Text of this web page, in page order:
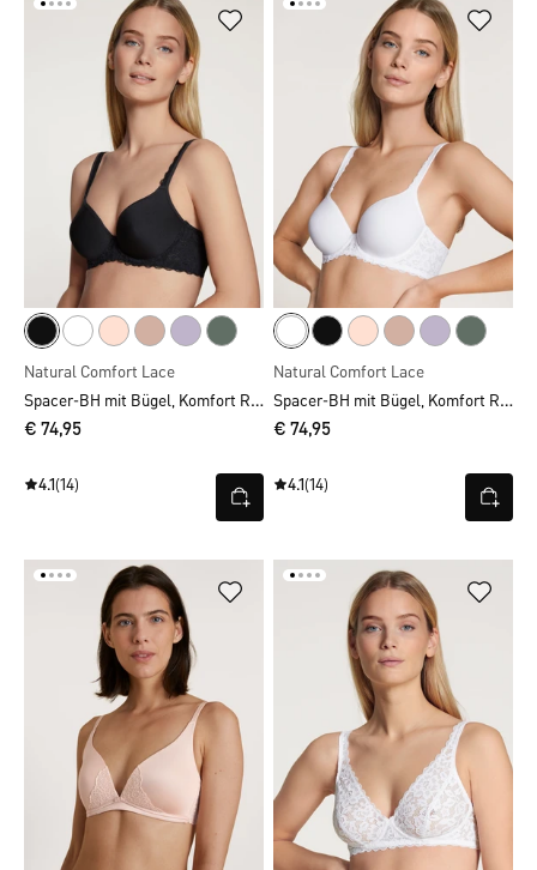
Natural Comfort Lace
Spacer-BH mit Bügel, Komfort Rücken
€ 74,95
4.1(14)
Natural Comfort Lace
Spacer-BH mit Bügel, Komfort Rücken
€ 74,95
4.1(14)